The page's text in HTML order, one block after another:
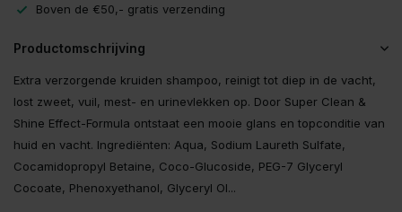
Boven de €50,- gratis verzending
Productomschrijving
Extra verzorgende kruiden shampoo, reinigt tot diep in de vacht,
lost zweet, vuil, mest- en urinevlekken op. Door Super Clean &
Shine Effect-Formula ontstaat een mooie glans en topconditie van
huid en vacht. Ingrediënten: Aqua, Sodium Laureth Sulfate,
Cocamidopropyl Betaine, Coco-Glucoside, PEG-7 Glyceryl
Cocoate, Phenoxyethanol, Glyceryl Ol...